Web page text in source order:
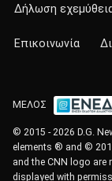
Δήλωση
Επικοινωνία
ΜΕΛΟΣ
© 2015 - 2026 D.G.
elements ® and ©
and the CNN logo are
displayed with